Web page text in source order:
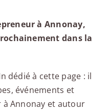
à Annonay,
dans la
dédié à cette page : il
événements et
Annonay et autour